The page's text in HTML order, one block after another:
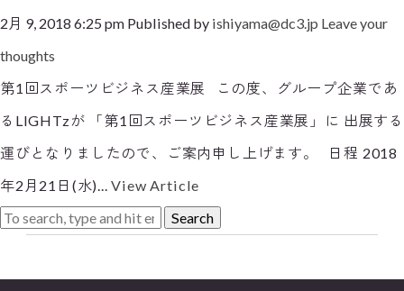
2月 9, 2018 6:25 pm Published by ishiyama@dc3.jp Leave your
thoughts
第1回スポーツビジネス産業展 この度、グループ企業であ
るLIGHTzが 「第1回スポーツビジネス産業展」に 出展する
運びとなりましたので、ご案内申し上げます。 日程 2018
年2月21日(水)...View Article
Search